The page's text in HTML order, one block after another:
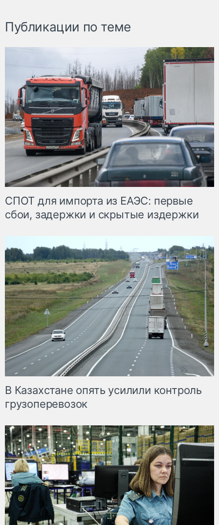
Публикации по теме
СПОТ для импорта из ЕАЭС: первые
сбои, задержки и скрытые издержки
В Казахстане опять усилили контроль
грузоперевозок